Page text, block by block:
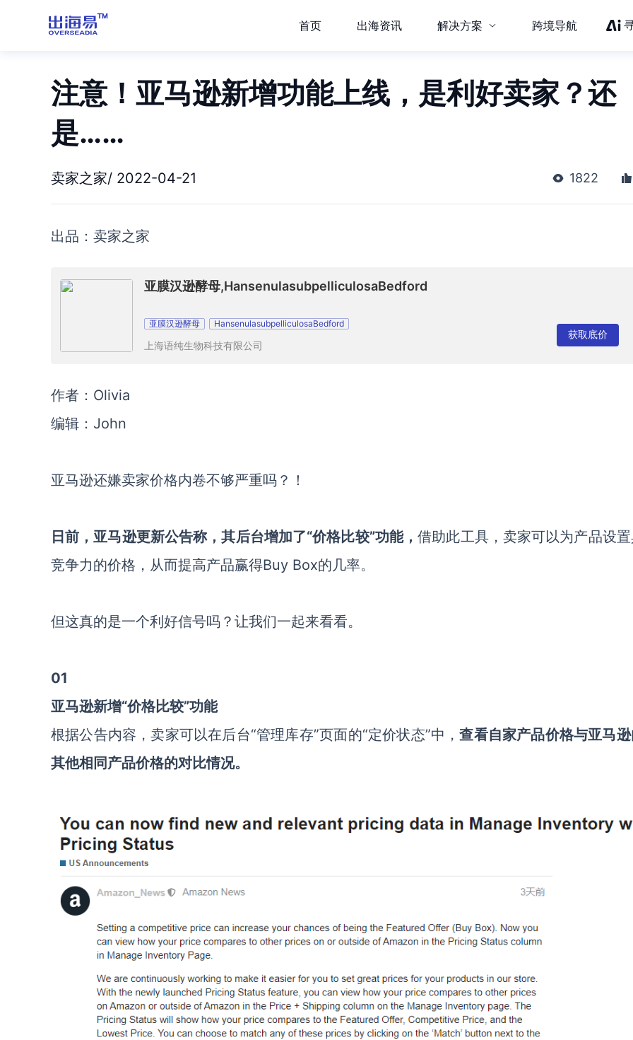
首页 出海资讯 解决方案 跨境导航
注意！亚马逊新增功能上线，是利好卖家？还
是……
卖家之家/ 2022-04-21 1822
出品：卖家之家
亚膜汉逊酵母,HansenulasubpelliculosaBedford
亚膜汉逊酵母 HansenulasubpelliculosaBedford
上海语纯生物科技有限公司
获取底价
作者：Olivia
编辑：John
亚马逊还嫌卖家价格内卷不够严重吗？！
日前，亚马逊更新公告称，其后台增加了“价格比较”功能，借助此工具，卖家可以为产品设
竞争力的价格，从而提高产品赢得Buy Box的几率。
但这真的是一个利好信号吗？让我们一起来看看。
01
亚马逊新增“价格比较”功能
根据公告内容，卖家可以在后台“管理库存”页面的“定价状态”中，查看自家产品价格与亚马
其他相同产品价格的对比情况。